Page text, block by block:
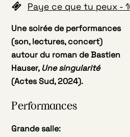
Paye ce que tu peux -
Une soirée de performances
(son, lectures, concert)
autour du roman de Bastien
Hauser, Une singularité
(Actes Sud, 2024).
Performances
Grande salle: